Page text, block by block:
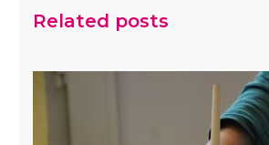
Related posts